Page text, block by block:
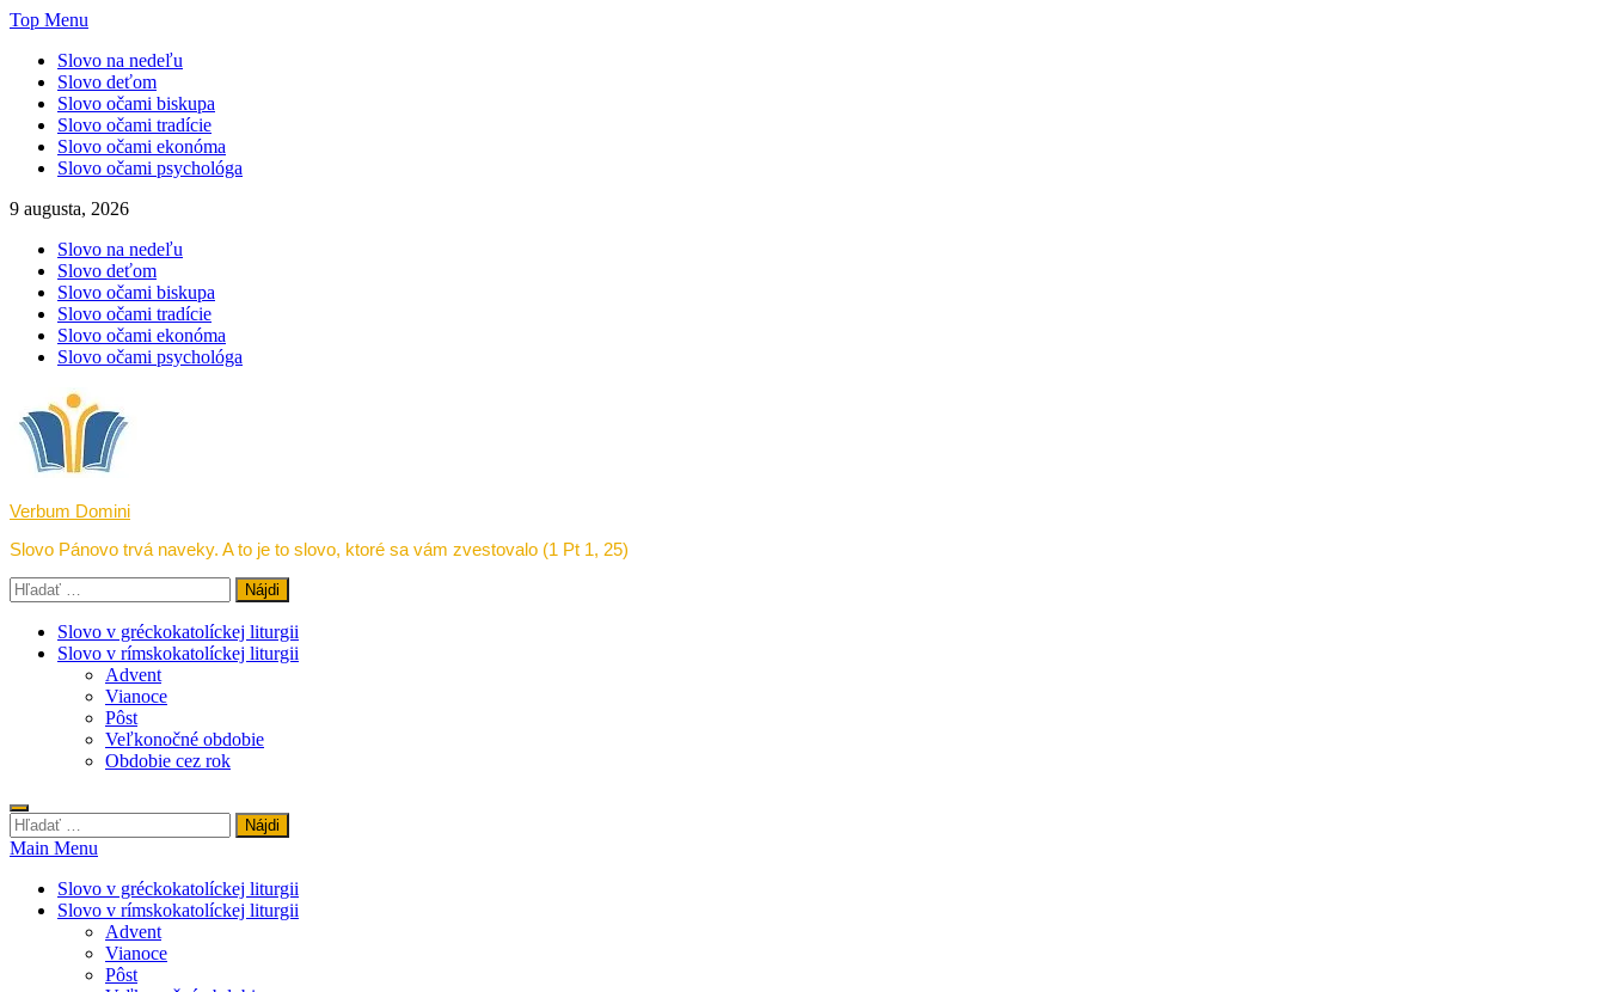
Skip
content
Top Menu
Slovo na nedeľu
Slovo deťom
Slovo očami biskupa
Slovo očami tradície
Slovo očami ekonóma
Slovo očami psychológa
9 augusta, 2026
Slovo na nedeľu
Slovo deťom
Slovo očami biskupa
Slovo očami tradície
Slovo očami ekonóma
Slovo očami psychológa
Verbum Domini
Slovo Pánovo trvá naveky. A to je to slovo, ktoré sa vám zvestovalo (1 Pt 1, 25)
Hľadať:
Slovo v gréckokatolíckej liturgii
Slovo v rímskokatolíckej liturgii
Advent
Vianoce
Pôst
Veľkonočné obdobie
Obdobie cez rok
Hľadať:
Main Menu
Slovo v gréckokatolíckej liturgii
Slovo v rímskokatolíckej liturgii
Advent
Vianoce
Pôst